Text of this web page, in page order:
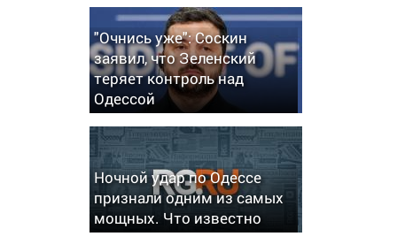
"Очнись уже": Соскин
заявил, что Зеленский
теряет контроль над
Одессой
Ночной удар по Одессе
признали одним из самых
мощных. Что известно